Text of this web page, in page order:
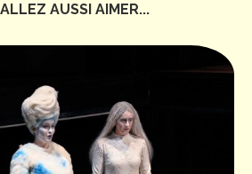
AUSSI AIMER...